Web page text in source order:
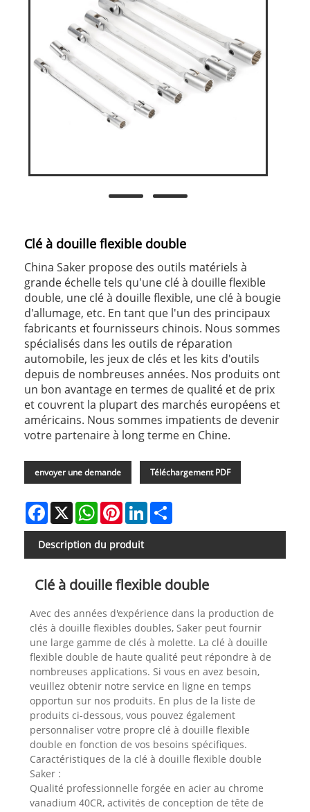
Clé à douille flexible double
China Saker propose des outils matériels à
grande échelle tels qu'une clé à douille flexible
double, une clé à douille flexible, une clé à bougie
d'allumage, etc. En tant que l'un des principaux
fabricants et fournisseurs chinois. Nous sommes
spécialisés dans les outils de réparation
automobile, les jeux de clés et les kits d'outils
depuis de nombreuses années. Nos produits ont
un bon avantage en termes de qualité et de prix
et couvrent la plupart des marchés européens et
américains. Nous sommes impatients de devenir
votre partenaire à long terme en Chine.
envoyer une demande Téléchargement PDF
Facebook
X WhatsAppPinterestLinkedIn
Description du produit
Clé à douille flexible double
Avec des années d'expérience dans la production de
clés à douille flexibles doubles, Saker peut fournir
une large gamme de clés à molette. La clé à douille
flexible double de haute qualité peut répondre à de
nombreuses applications. Si vous en avez besoin,
veuillez obtenir notre service en ligne en temps
opportun sur nos produits. En plus de la liste de
produits ci-dessous, vous pouvez également
personnaliser votre propre clé à douille flexible
double en fonction de vos besoins spécifiques.
Caractéristiques de la clé à douille flexible double
Saker :
Qualité professionnelle forgée en acier au chrome
vanadium 40CR, activités de conception de tête de